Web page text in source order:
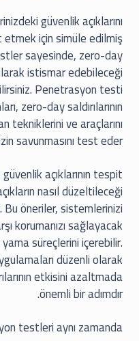
güvenlik açıklarını
için simüle edilmiş
sayesinde, zero-day
istismar edebileceği
Penetrasyon testi
zero-day saldırılarının
tekniklerini ve araçlarını
savunmasını test eder.
açıklarının tespit
nasıl düzeltileceği
öneriler, sistemlerinizi
korumanızı sağlayacak
süreçlerini içerebilir.
düzenli olarak
etkisini azaltmada
önemli bir adımdır.
testleri aynı zamanda